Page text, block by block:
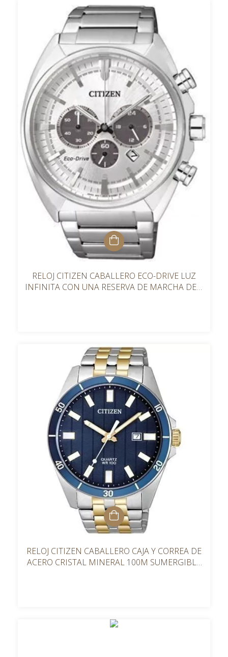
RELOJ CITIZEN CABALLERO ECO-DRIVE LUZ
INFINITA CON UNA RESERVA DE MARCHA DE 9
RELOJ CITIZEN CABALLERO CAJA Y CORREA DE
ACERO CRISTAL MINERAL 100M SUMERGIBLE